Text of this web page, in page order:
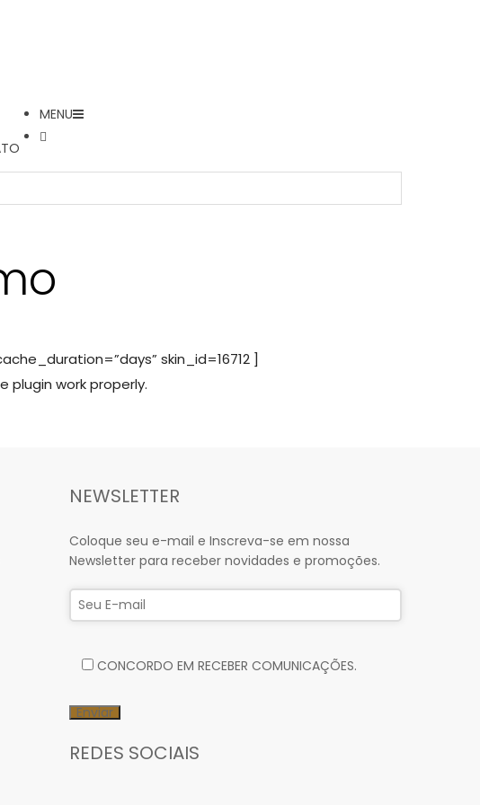
MENU
skin_id=16712 ]
work properly.
NEWSLETTER
Coloque seu e-mail e Inscreva-se em nossa
Newsletter para receber novidades e promoções.
CONCORDO EM RECEBER COMUNICAÇÕES.
REDES SOCIAIS